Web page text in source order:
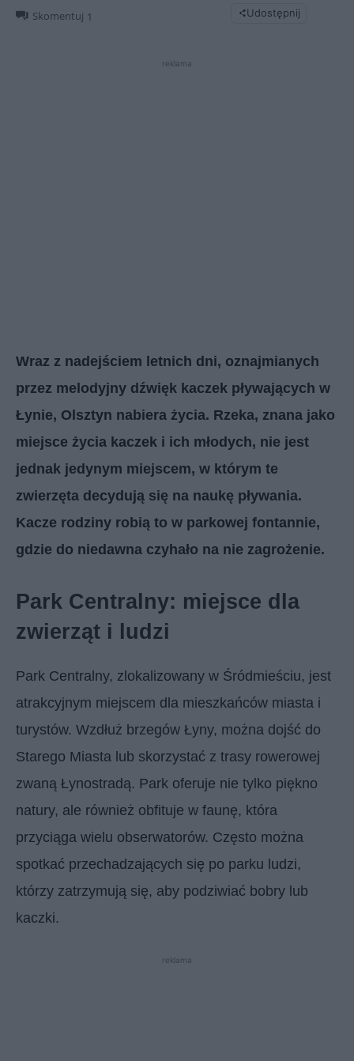
Skomentuj 1 Udostępnij
reklama
Wraz z nadejściem letnich dni, oznajmianych
przez melodyjny dźwięk kaczek pływających w
Łynie, Olsztyn nabiera życia. Rzeka, znana jako
miejsce życia kaczek i ich młodych, nie jest
jednak jedynym miejscem, w którym te
zwierzęta decydują się na naukę pływania.
Kacze rodziny robią to w parkowej fontannie,
gdzie do niedawna czyhało na nie zagrożenie.
Park Centralny: miejsce dla
zwierząt i ludzi
Park Centralny, zlokalizowany w Śródmieściu, jest
atrakcyjnym miejscem dla mieszkańców miasta i
turystów. Wzdłuż brzegów Łyny, można dojść do
Starego Miasta lub skorzystać z trasy rowerowej
zwaną Łynostradą. Park oferuje nie tylko piękno
natury, ale również obfituje w faunę, która
przyciąga wielu obserwatorów. Często można
spotkać przechadzających się po parku ludzi,
którzy zatrzymują się, aby podziwiać bobry lub
kaczki.
reklama